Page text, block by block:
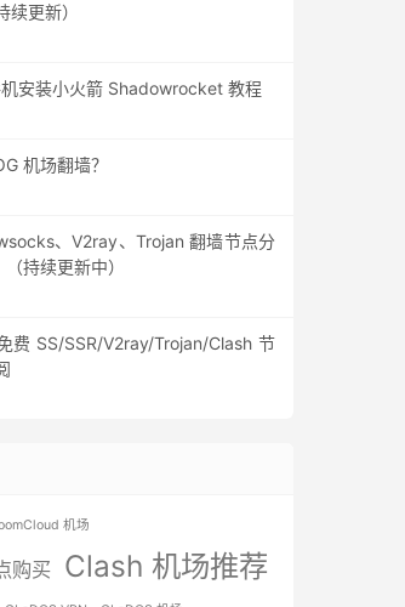
更新）
安装小火箭 Shadowrocket 教程
机场翻墙？
、V2ray、Trojan 翻墙节点分
持续更新中）
费 SS/SSR/V2ray/Trojan/Clash 节
机场
购买 Clash 机场推荐